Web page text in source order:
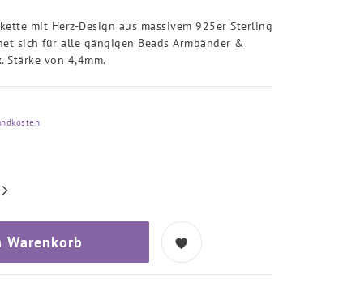
mit Herz-Design aus massivem 925er Sterling
sich für alle gängigen Beads Armbänder &
Stärke von 4,4mm.
Warenkorb